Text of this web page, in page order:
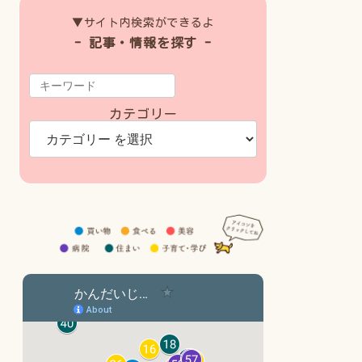
▼サイト内検索ができるよ
- 記事・情報を探す -
カテゴリー